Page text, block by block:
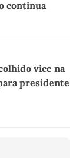
continua
vice na
presidente